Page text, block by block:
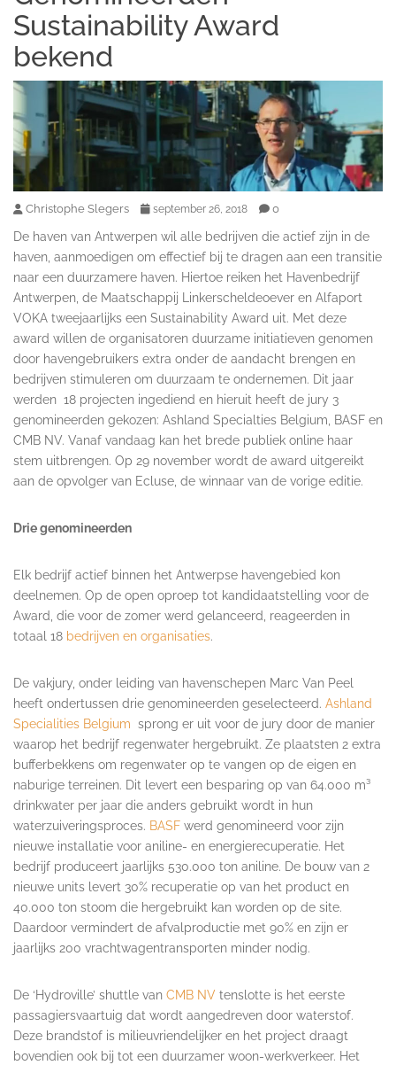
Sustainability Award
bekend
Christophe Slegers september 26, 2018 0
De haven van Antwerpen wil alle bedrijven die actief zijn in de
haven, aanmoedigen om effectief bij te dragen aan een transitie
naar een duurzamere haven. Hiertoe reiken het Havenbedrijf
Antwerpen, de Maatschappij Linkerscheldeoever en Alfaport
VOKA tweejaarlijks een Sustainability Award uit. Met deze
award willen de organisatoren duurzame initiatieven genomen
door havengebruikers extra onder de aandacht brengen en
bedrijven stimuleren om duurzaam te ondernemen. Dit jaar
werden 18 projecten ingediend en hieruit heeft de jury 3
genomineerden gekozen: Ashland Specialties Belgium, BASF en
CMB NV. Vanaf vandaag kan het brede publiek online haar
stem uitbrengen. Op 29 november wordt de award uitgereikt
aan de opvolger van Ecluse, de winnaar van de vorige editie.
Drie genomineerden
Elk bedrijf actief binnen het Antwerpse havengebied kon
deelnemen. Op de open oproep tot kandidaatstelling voor de
Award, die voor de zomer werd gelanceerd, reageerden in
totaal 18 bedrijven en organisaties.
De vakjury, onder leiding van havenschepen Marc Van Peel
heeft ondertussen drie genomineerden geselecteerd. Ashland
Specialities Belgium sprong er uit voor de jury door de manier
waarop het bedrijf regenwater hergebruikt. Ze plaatsten 2 extra
bufferbekkens om regenwater op te vangen op de eigen en
naburige terreinen. Dit levert een besparing op van 64.000 m³
drinkwater per jaar die anders gebruikt wordt in hun
waterzuiveringsproces. BASF werd genomineerd voor zijn
nieuwe installatie voor aniline- en energierecuperatie. Het
bedrijf produceert jaarlijks 530.000 ton aniline. De bouw van 2
nieuwe units levert 30% recuperatie op van het product en
40.000 ton stoom die hergebruikt kan worden op de site.
Daardoor vermindert de afvalproductie met 90% en zijn er
jaarlijks 200 vrachtwagentransporten minder nodig.
De ‘Hydroville’ shuttle van CMB NV tenslotte is het eerste
passagiersvaartuig dat wordt aangedreven door waterstof.
Deze brandstof is milieuvriendelijker en het project draagt
bovendien ook bij tot een duurzamer woon-werkverkeer. Het